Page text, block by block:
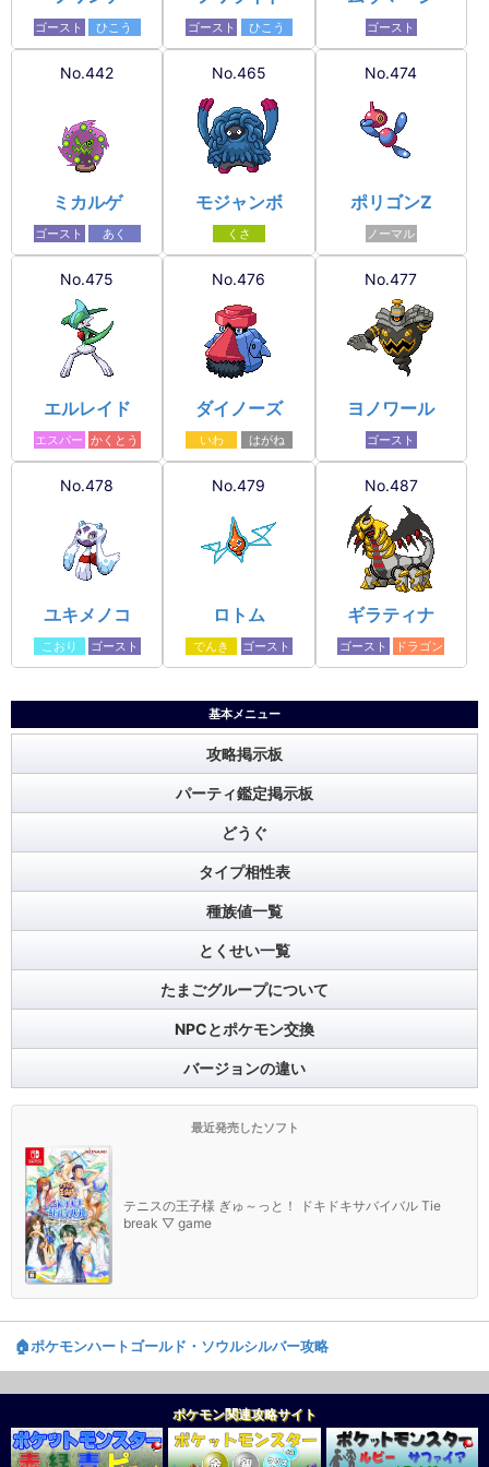
ゴースト ひこう ゴースト ひこう ゴースト
No.442
ミカルゲ
ゴースト あく
No.465
モジャンボ
くさ
No.474
ポリゴンZ
ノーマル
No.475
エルレイド
エスパー かくとう
No.476
ダイノーズ
いわ はがね
No.477
ヨノワール
ゴースト
No.478
ユキメノコ
こおり ゴースト
No.479
ロトム
でんき ゴースト
No.487
ギラティナ
ゴースト ドラゴン
基本メニュー
攻略掲示板
パーティ鑑定掲示板
どうぐ
タイプ相性表
種族値一覧
とくせい一覧
たまごグループについて
NPCとポケモン交換
バージョンの違い
最近発売したソフト
テニスの王子様 ぎゅ～っと！ ドキドキサバイバル Tie
break ▽ game
🏠️ポケモンハートゴールド・ソウルシルバー攻略
ポケモン関連攻略サイト